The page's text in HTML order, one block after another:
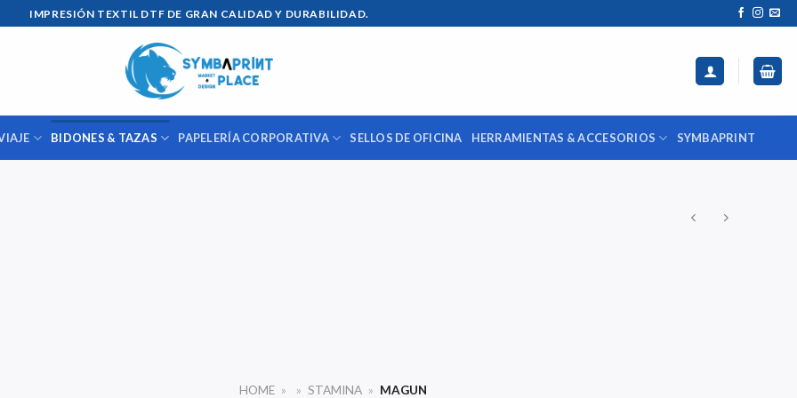
IMPRESIÓN TEXTIL DTF DE GRAN CALIDAD Y DURABILIDAD.
BIDONES & TAZAS PAPELERÍA CORPORATIVA SELLOS DE OFICINA HERRAMIENTAS & ACCESORIOS SYMBAPRINT
HOME » » STAMINA » MAGUN